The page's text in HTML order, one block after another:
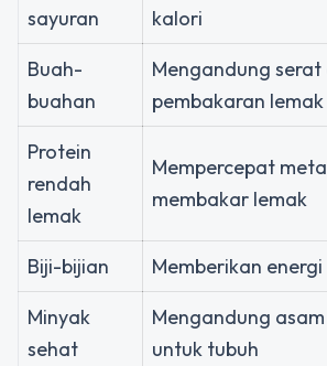
sayuran
kalori
Buah-
buahan
Mengandung
pembakaran lemak
Protein
rendah
lemak
Mempercepat
membakar lemak
Biji-bijian
Memberikan
Minyak
sehat
Mengandung
untuk tubuh